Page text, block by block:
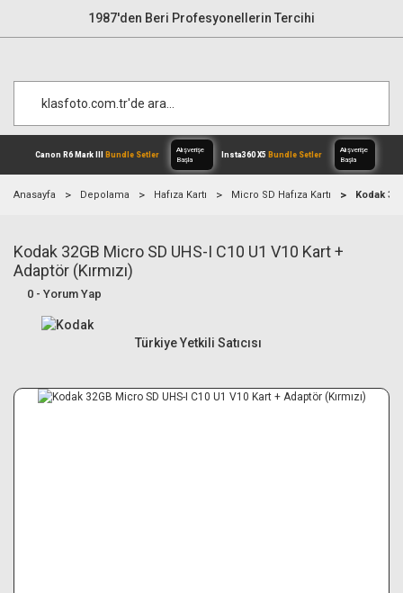
1987'den Beri Profesyonellerin Tercihi
Canon R6 Mark IIIBundle Setler
Alışverişe
Anasayfa Depolama Hafıza Kartı Micro SD Hafıza Kartı Kodak
Kodak 32GB Micro SD UHS-I C10 U1 V10 Kart +
Adaptör (Kırmızı)
0 - Yorum Yap
Türkiye Yetkili Satıcısı